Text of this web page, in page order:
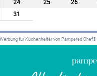
24
25 26
31
Werbung für Küchenhelfer von Pampered Chef®